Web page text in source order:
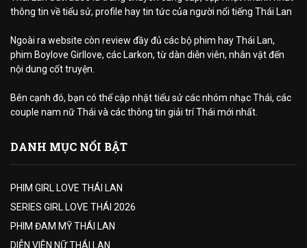
thông tin về tiểu sử, profile hay tin tức của người nổi tiếng Thái Lan
Ngoài ra website còn review đầy đủ các bộ phim hay Thái Lan,
phim Boylove Girllove, các Larkon, từ dàn diễn viên, nhân vật đến
nội dung cốt truyện.
Bên cạnh đó, bạn có thể cập nhật tiểu sử các nhóm nhạc Thái, các
couple nam nữ Thái và các thông tin giải trí Thái mới nhất.
DANH MỤC NỔI BẬT
PHIM GIRL LOVE THÁI LAN
SERIES GIRL LOVE THÁI 2026
PHIM ĐAM MỸ THÁI LAN
DIỄN VIÊN NỮ THÁI LAN